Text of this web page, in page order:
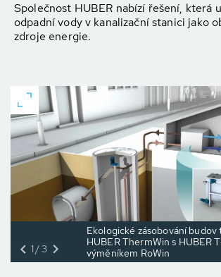
Společnost HUBER nabízí řešení, která
odpadní vody v kanalizační stanici jako
zdroje energie.
Ekologické zásobování budov
HUBER ThermWin s HUBER
výměníkem RoWin
1/3